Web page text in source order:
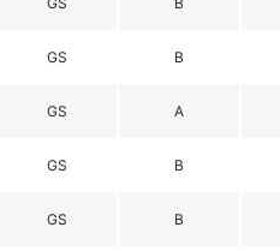
GS B
GS A
GS B
GS B